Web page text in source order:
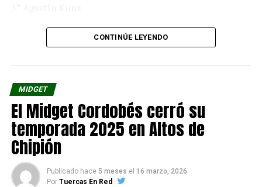
FOTO: FRAD CÓRDOBACONTINÚE LEYENDO
MIDGET
El Midget Cordobés cerró su
temporada 2025 en Altos de
Chipión
Publicado hace 5 meses el 16 marzo, 2026
Por Tuercas En Red